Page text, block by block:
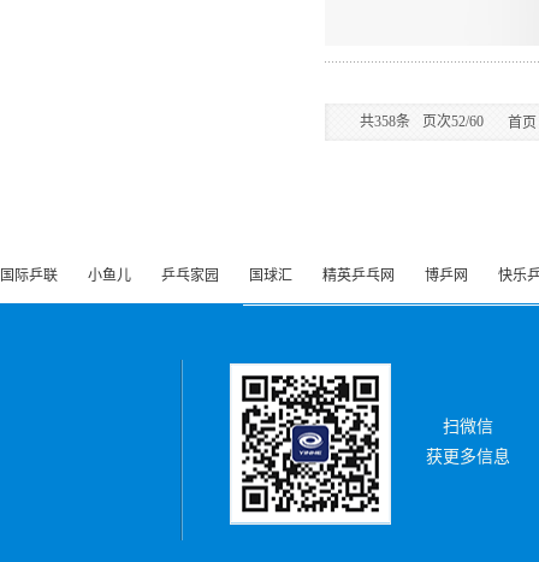
共358条 页次52/60 首页
国际乒联 小鱼儿 乒乓家园 国球汇 精英乒乓网 博乒网 快乐
扫微信
获更多信息